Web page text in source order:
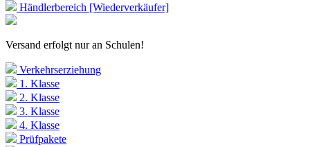
Händlerbereich [Wiederverkäufer]
Versand erfolgt nur an Schulen!
Verkehrserziehung
1. Klasse
2. Klasse
3. Klasse
4. Klasse
Prüfpakete